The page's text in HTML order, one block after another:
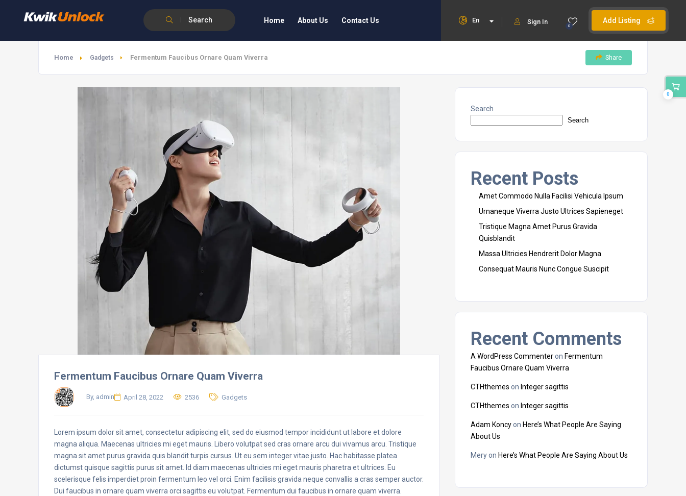
Search Add Listing
0
Sign In
En
Home About Us Contact Us
Home Gadgets Fermentum Faucibus Ornare Quam Viverra Share
Fermentum Faucibus Ornare Quam Viverra
By, admin April 28, 2022 2536 Gadgets
Lorem ipsum dolor sit amet, consectetur adipiscing elit, sed do eiusmod tempor incididunt ut labore et dolore
magna aliqua. Maecenas ultricies mi eget mauris. Libero volutpat sed cras ornare arcu dui vivamus arcu. Tristique
magna sit amet purus gravida quis blandit turpis cursus. Ut eu sem integer vitae justo. Hac habitasse platea
dictumst quisque sagittis purus sit amet. Id diam maecenas ultricies mi eget mauris pharetra et ultrices. Eu
scelerisque felis imperdiet proin fermentum leo vel orci. Enim facilisis gravida neque convallis a cras semper auctor.
Dui faucibus in ornare quam viverra orci sagittis eu volutpat. Fermentum dui faucibus in ornare quam viverra.
Search
Search
Recent Posts
Amet Commodo Nulla Facilisi Vehicula Ipsum
Urnaneque Viverra Justo Ultrices Sapieneget
Tristique Magna Amet Purus Gravida
Quisblandit
Massa Ultricies Hendrerit Dolor Magna
Consequat Mauris Nunc Congue Suscipit
Recent Comments
A WordPress Commenteron Fermentum
Faucibus Ornare Quam Viverra
CTHthemes on Integer sagittis
CTHthemes on Integer sagittis
Adam Koncyon Here’s What People Are Saying
About Us
Meryon Here’s What People Are Saying About Us
0